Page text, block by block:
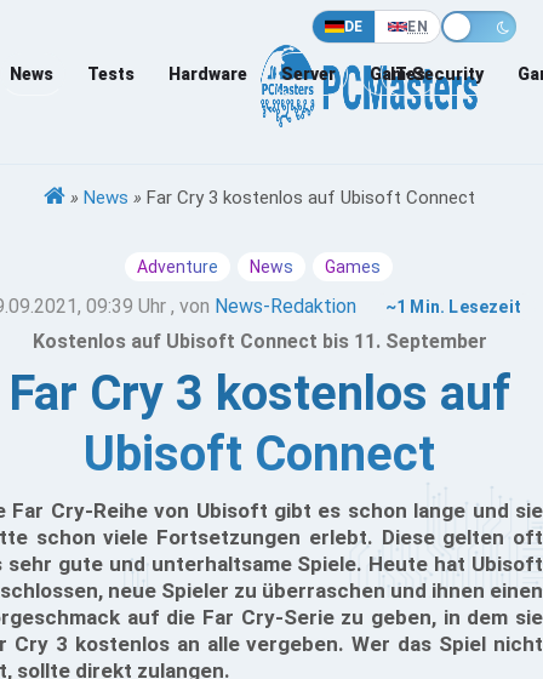
DE EN
News Tests Hardware Server Games
IT-Security
» News » Far Cry 3 kostenlos auf Ubisoft Connect
Adventure News Games
09:39 Uhr , von News-Redaktion ~1 Min. Lesezeit
Kostenlos auf Ubisoft Connect bis 11. September
Far Cry 3 kostenlos auf
Ubisoft Connect
Far Cry-Reihe von Ubisoft gibt es schon lange und sie
schon viele Fortsetzungen erlebt. Diese gelten oft
sehr gute und unterhaltsame Spiele. Heute hat Ubisoft
neue Spieler zu überraschen und ihnen einen
auf die Far Cry-Serie zu geben, in dem sie
Cry 3 kostenlos an alle vergeben. Wer das Spiel nicht
sollte direkt zulangen.